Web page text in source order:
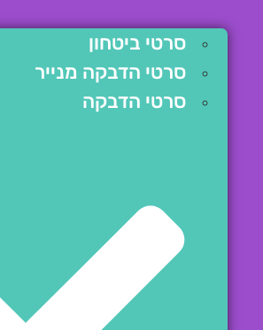
סרטי ביטחון
סרטי הדבקה מנייר
סרטי הדבקה